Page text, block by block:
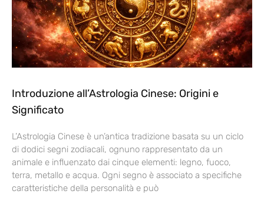
Introduzione all’Astrologia Cinese: Origini e
Significato
L’Astrologia Cinese è un’antica tradizione basata su un ciclo
di dodici segni zodiacali, ognuno rappresentato da un
animale e influenzato dai cinque elementi: legno, fuoco,
terra, metallo e acqua. Ogni segno è associato a specifiche
caratteristiche della personalità e può